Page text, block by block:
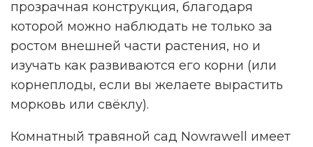
прозрачная конструкция, благодаря
которой можно наблюдать не только за
ростом внешней части растения, но и
изучать как развиваются его корни (или
корнеплоды, если вы желаете вырастить
морковь или свёклу).
Комнатный травяной сад Nowrawell имеет